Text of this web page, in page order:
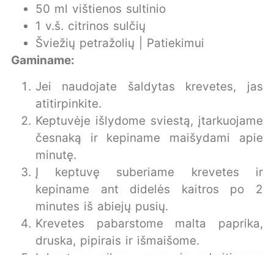
50 ml vištienos sultinio
1 v.š. citrinos sulčių
Šviežių petražolių | Patiekimui
Gaminame:
Jei naudojate šaldytas krevetes, jas
atitirpinkite.
Keptuvėje išlydome sviestą, įtarkuojame
česnaką ir kepiname maišydami apie
minutę.
Į keptuvę suberiame krevetes ir
kepiname ant didelės kaitros po 2
minutes iš abiejų pusių.
Krevetes pabarstome malta paprika,
druska, pipirais ir išmaišome.